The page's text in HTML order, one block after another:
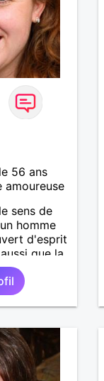
56 ans
amoureuse
sens de
homme
d'esprit
que la
et